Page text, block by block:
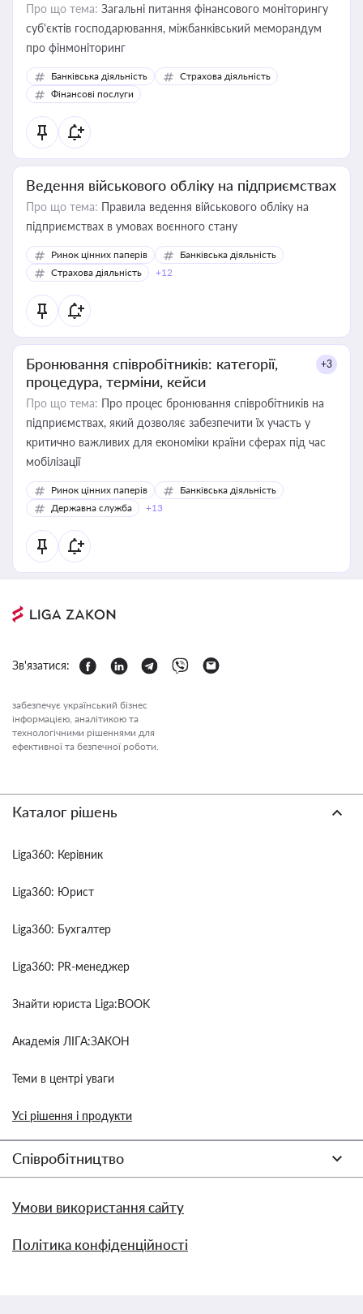
Про що тема: Загальні питання фінансового моніторингу
суб'єктів господарювання, міжбанківський меморандум
про фінмоніторинг
Банківська діяльність
Страхова діяльність
Фінансові послуги
Ведення військового обліку на підприємствах
Про що тема: Правила ведення військового обліку на
підприємствах в умовах воєнного стану
Ринок цінних паперів
Банківська діяльність
Страхова діяльність
+12
Бронювання співробітників: категорії,
процедура, терміни, кейси
+3
Про що тема: Про процес бронювання співробітників на
підприємствах, який дозволяє забезпечити їх участь у
критично важливих для економіки країни сферах під час
мобілізації
Ринок цінних паперів
Банківська діяльність
Державна служба
+13
Зв'язатися:
забезпечує український бізнес
інформацією, аналітикою та
технологічними рішеннями для
ефективної та безпечної роботи.
Каталог рішень
Liga360: Керівник
Liga360: Юрист
Liga360: Бухгалтер
Liga360: PR-менеджер
Знайти юриста Liga:BOOK
Академія ЛІГА:ЗАКОН
Теми в центрі уваги
Усі рішення і продукти
Співробітництво
Умови використання сайту
Політика конфіденційності